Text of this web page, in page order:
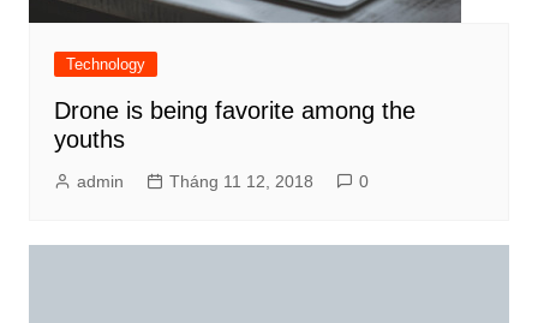
Technology
Drone is being favorite among the
youths
admin Tháng 11 12, 2018 0